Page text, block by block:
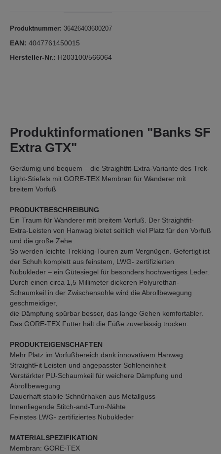
Produktnummer: 36426403600207
EAN: 4047761450015
Hersteller-Nr.: H203100/566064
Produktinformationen "Banks SF
Extra GTX"
Geräumig und bequem – die Straightfit-Extra-Variante des Trek-
Light-Stiefels mit GORE-TEX Membran für Wanderer mit
breitem Vorfuß
PRODUKTBESCHREIBUNG
Ein Traum für Wanderer mit breitem Vorfuß. Der Straightfit-
Extra-Leisten von Hanwag bietet seitlich viel Platz für den Vorfuß
und die große Zehe.
So werden leichte Trekking-Touren zum Vergnügen. Gefertigt ist
der Schuh komplett aus feinstem, LWG- zertifizierten
Nubukleder – ein Gütesiegel für besonders hochwertiges Leder.
Durch einen circa 1,5 Millimeter dickeren Polyurethan-
Schaumkeil in der Zwischensohle wird die Abrollbewegung
geschmeidiger,
die Dämpfung spürbar besser, das lange Gehen komfortabler.
Das GORE-TEX Futter hält die Füße zuverlässig trocken.
PRODUKTEIGENSCHAFTEN
Mehr Platz im Vorfußbereich dank innovativem Hanwag
StraightFit Leisten und angepasster Sohleneinheit
Verstärkter PU-Schaumkeil für weichere Dämpfung und
Abrollbewegung
Dauerhaft stabile Schnürhaken aus Metallguss
Innenliegende Stitch-and-Turn-Nähte
Feinstes LWG- zertifiziertes Nubukleder
MATERIALSPEZIFIKATION
Membran: GORE-TEX